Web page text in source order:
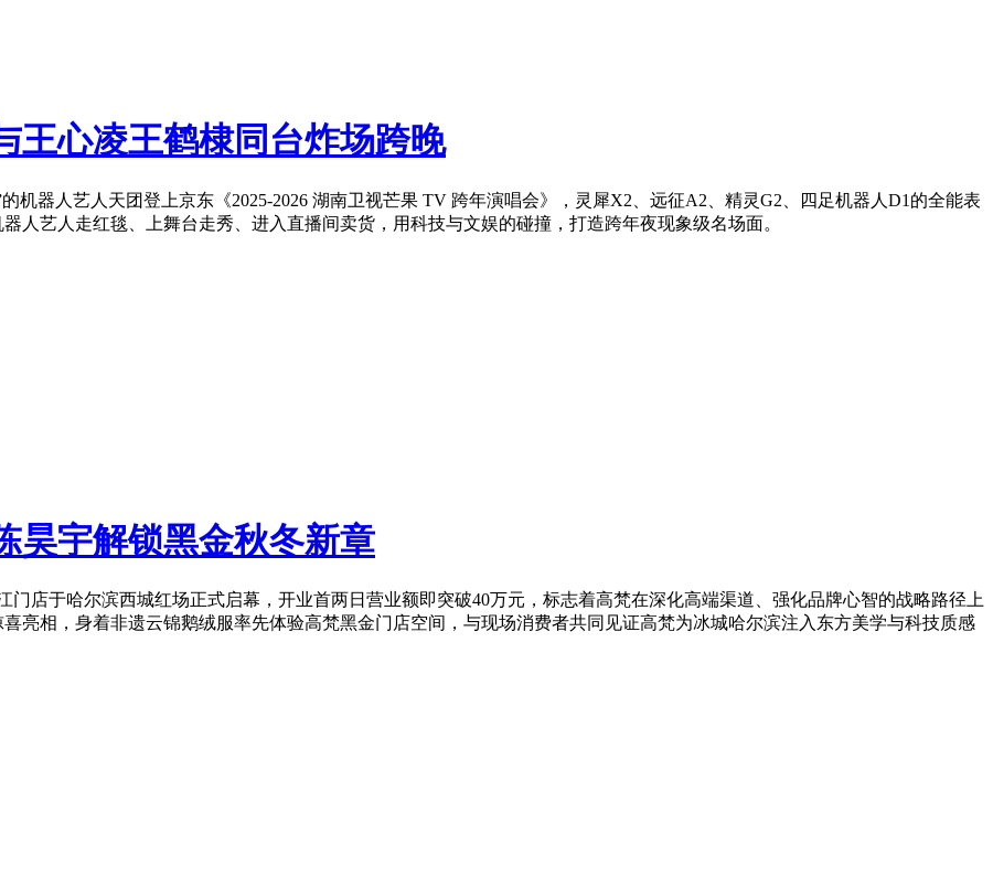
王心凌王鹤棣同台炸场跨晚
机器人艺人天团登上京东《2025-2026 湖南卫视芒果 TV 跨年演唱会》，灵犀X2、远征A2、精灵G2、四足机器人D1的全能表
人艺人走红毯、上舞台走秀、进入直播间卖货，用科技与文娱的碰撞，打造跨年夜现象级名场面。
昊宇解锁黑金秋冬新章
门店于哈尔滨西城红场正式启幕，开业首两日营业额即突破40万元，标志着高梵在深化高端渠道、强化品牌心智的战略路径上
亮相，身着非遗云锦鹅绒服率先体验高梵黑金门店空间，与现场消费者共同见证高梵为冰城哈尔滨注入东方美学与科技质感